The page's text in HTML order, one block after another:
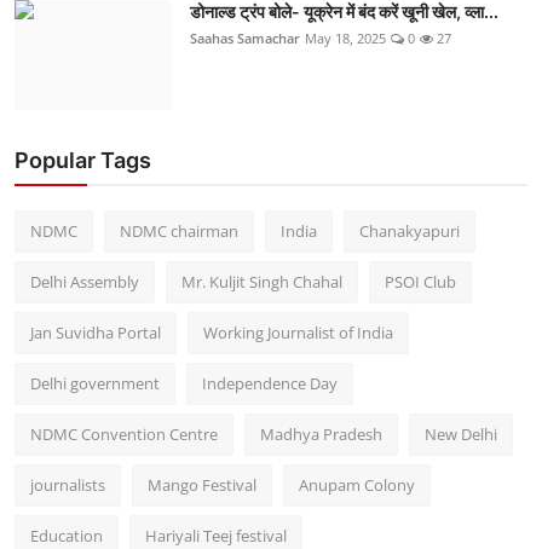
डोनाल्ड ट्रंप बोले- यूक्रेन में बंद करें खूनी खेल, व्ला...
Saahas Samachar May 18, 2025 0 27
Popular Tags
NDMC NDMC chairman India Chanakyapuri
Delhi Assembly Mr. Kuljit Singh Chahal PSOI Club
Jan Suvidha Portal Working Journalist of India
Delhi government Independence Day
NDMC Convention Centre Madhya Pradesh New Delhi
journalists Mango Festival Anupam Colony
Education Hariyali Teej festival